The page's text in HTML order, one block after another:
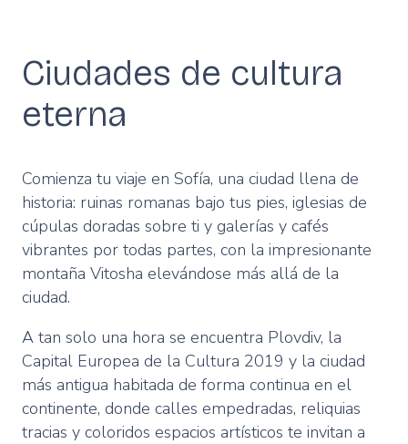
Ciudades de cultura
eterna
Comienza tu viaje en Sofía, una ciudad llena de
historia: ruinas romanas bajo tus pies, iglesias de
cúpulas doradas sobre ti y galerías y cafés
vibrantes por todas partes, con la impresionante
montaña Vitosha elevándose más allá de la
ciudad.
A tan solo una hora se encuentra Plovdiv, la
Capital Europea de la Cultura 2019 y la ciudad
más antigua habitada de forma continua en el
continente, donde calles empedradas, reliquias
tracias y coloridos espacios artísticos te invitan a